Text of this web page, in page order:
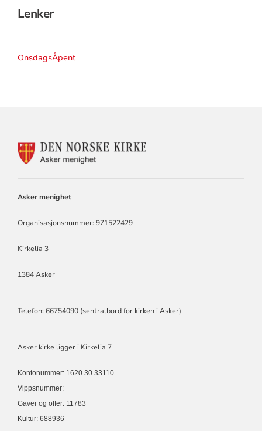
Lenker
OnsdagsÅpent
KONTAKTINFORMASJON
Asker menighet
Organisasjonsnummer: 971522429
Kirkelia 3
1384 Asker
Telefon: 66754090 (sentralbord for kirken i Asker)
Asker kirke ligger i Kirkelia 7
Kontonummer: 1620 30 33110
Vippsnummer:
Gaver og offer: 11783
Kultur: 688936